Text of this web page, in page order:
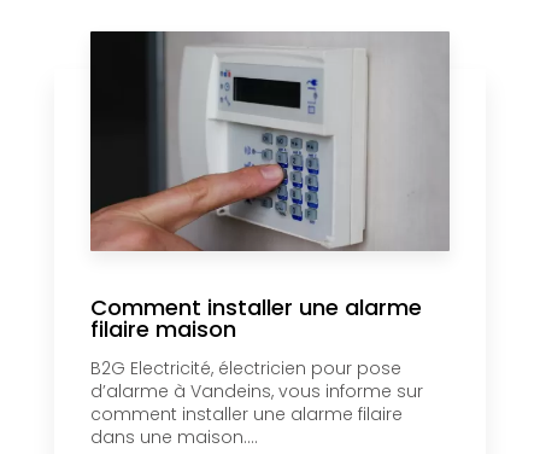
Comment installer une alarme
filaire maison
B2G Electricité, électricien pour pose
d’alarme à Vandeins, vous informe sur
comment installer une alarme filaire
dans une maison....